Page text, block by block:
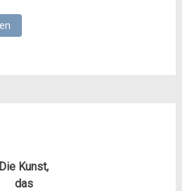
Die Kunst,
das